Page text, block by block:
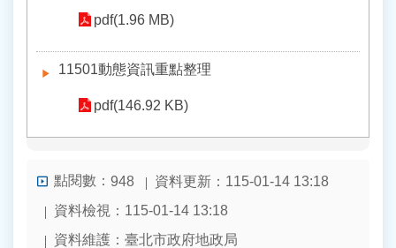
pdf(1.96 MB)
11501動態資訊重點整理
pdf(146.92 KB)
點閱數： 948
資料更新：115-01-14 13:18
資料檢視：115-01-14 13:18
資料維護：臺北市政府地政局